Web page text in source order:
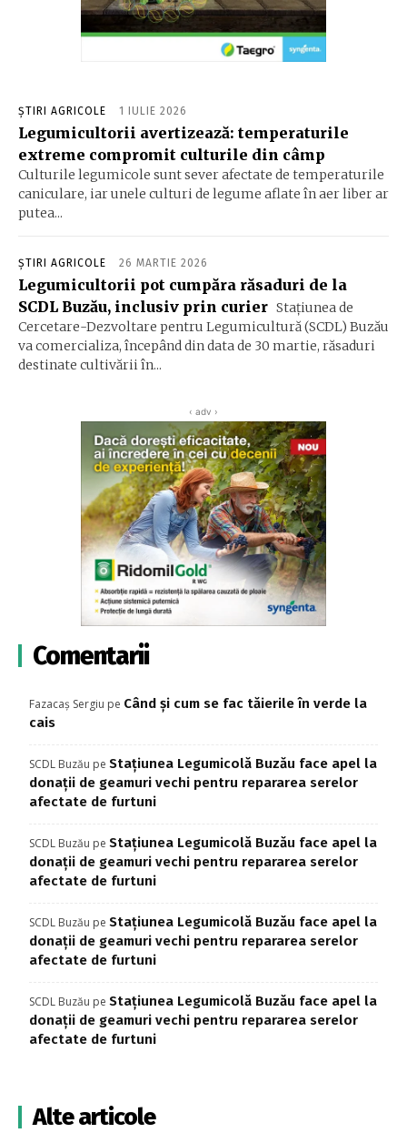
ȘTIRI AGRICOLE 1 IULIE 2026
Legumicultorii avertizează: temperaturile
extreme compromit culturile din câmp
Culturile legumicole sunt sever afectate de temperaturile
caniculare, iar unele culturi de legume aflate în aer liber ar
putea...
ȘTIRI AGRICOLE 26 MARTIE 2026
Legumicultorii pot cumpăra răsaduri de la
SCDL Buzău, inclusiv prin curier Stațiunea de
Cercetare-Dezvoltare pentru Legumicultură (SCDL) Buzău
va comercializa, începând din data de 30 martie, răsaduri
destinate cultivării în...
‹ adv ›
Comentarii
Fazacaș Sergiu pe Când și cum se fac tăierile în verde la
cais
SCDL Buzău pe Stațiunea Legumicolă Buzău face apel la
donații de geamuri vechi pentru repararea serelor
afectate de furtuni
SCDL Buzău pe Stațiunea Legumicolă Buzău face apel la
donații de geamuri vechi pentru repararea serelor
afectate de furtuni
SCDL Buzău pe Stațiunea Legumicolă Buzău face apel la
donații de geamuri vechi pentru repararea serelor
afectate de furtuni
SCDL Buzău pe Stațiunea Legumicolă Buzău face apel la
donații de geamuri vechi pentru repararea serelor
afectate de furtuni
Alte articole